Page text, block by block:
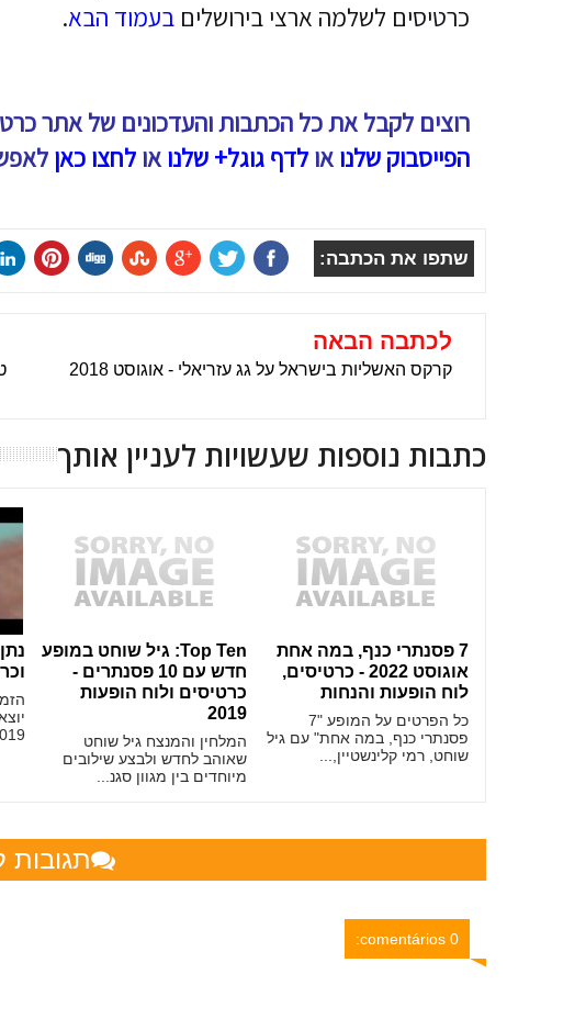
כרטיסים לשלמה ארצי בירושליםבעמוד הבא.
רוצים לקבל את כל הכתבות והעדכונים של אתר
הפייסבוק שלנואולדף גוגל+ שלנואולחצו כאן
שתפו את הכתבה:
לכתבה הבאה
קרקס האשליות בישראל על גג עזריאלי - אוגוסט 2018
כתבות נוספות שעשויות לעניין אותך
7 פסנתרי כנף, במה אחת
אוגוסט 2022 - כרטיסים,
לוח הופעות והנחות
כל הפרטים על המופע "7
פסנתרי כנף, במה אחת" עם גיל
שוחט, רמי קלינשטיין,...
Top Ten: גיל שוחט במופע
חדש עם 10 פסנתרים -
כרטיסים ולוח הופעות
2019
המלחין והמנצח גיל שוחט
שאוהב לחדש ולבצע שילובים
מיוחדים בין מגוון סגנ...
2019.
0 comentários: